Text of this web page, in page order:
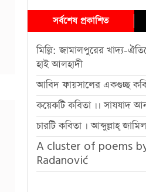
সর্বশেষ প্রকাশিত
মিল্লি: জামালপুরের খাদ্য-
হাই আলহাদী
আবিদ ফায়সালের একগুচ্ছ
কয়েকটি কবিতা ।। সাযযাদ
চারটি কবিতা । আব্দুল্লাহ্ জামিল
A cluster of poems
Radanović